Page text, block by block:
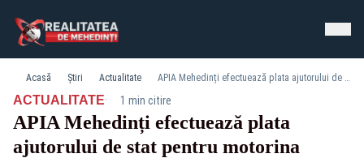
Acasă Știri Actualitate APIA Mehedinți efectuează plata ajutorului de stat pentru motorina utilizată în agricultură
ACTUALITATE· 1 min citire
APIA Mehedinți efectuează plata
ajutorului de stat pentru motorina